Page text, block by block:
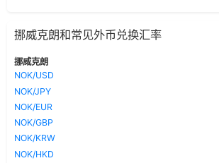
挪威克朗和常见外币兑换汇率
挪威克朗
NOK/USD
NOK/JPY
NOK/EUR
NOK/GBP
NOK/KRW
NOK/HKD